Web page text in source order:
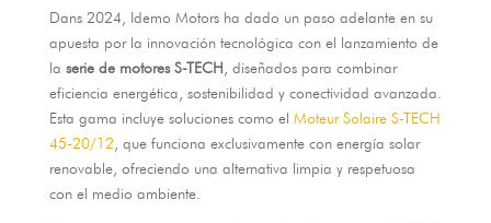
Dans 2024, Idemo Motors ha dado un paso adelante en su
apuesta por la innovación tecnológica con el lanzamiento de
la serie de motores S-TECH diseñados para combinar
eficiencia energética sostenibilidad y conectividad avanzada
Esta gama incluye soluciones como el Moteur Solaire S-TECH
45-20/12 que funciona exclusivamente con energía solar
renovable, ofreciendo una alternativa limpia y respetuosa
con el medio ambiente.